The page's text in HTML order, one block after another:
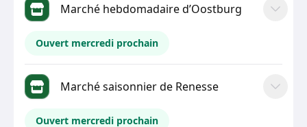
Marché hebdomadaire d’Oostburg
Ouvert mercredi prochain
Marché saisonnier de Renesse
Ouvert mercredi prochain